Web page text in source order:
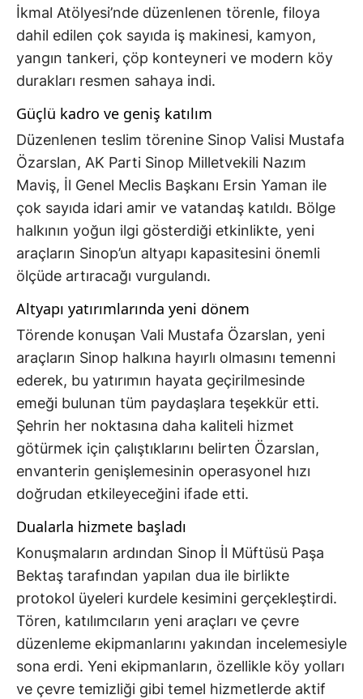
İkmal Atölyesi’nde düzenlenen törenle, filoya
dahil edilen çok sayıda iş makinesi, kamyon,
yangın tankeri, çöp konteyneri ve modern köy
durakları resmen sahaya indi.
Güçlü kadro ve geniş katılım
Düzenlenen teslim törenine Sinop Valisi Mustafa
Özarslan, AK Parti Sinop Milletvekili Nazım
Maviş, İl Genel Meclis Başkanı Ersin Yaman ile
çok sayıda idari amir ve vatandaş katıldı. Bölge
halkının yoğun ilgi gösterdiği etkinlikte, yeni
araçların Sinop’un altyapı kapasitesini önemli
ölçüde artıracağı vurgulandı.
Altyapı yatırımlarında yeni dönem
Törende konuşan Vali Mustafa Özarslan, yeni
araçların Sinop halkına hayırlı olmasını temenni
ederek, bu yatırımın hayata geçirilmesinde
emeği bulunan tüm paydaşlara teşekkür etti.
Şehrin her noktasına daha kaliteli hizmet
götürmek için çalıştıklarını belirten Özarslan,
envanterin genişlemesinin operasyonel hızı
doğrudan etkileyeceğini ifade etti.
Dualarla hizmete başladı
Konuşmaların ardından Sinop İl Müftüsü Paşa
Bektaş tarafından yapılan dua ile birlikte
protokol üyeleri kurdele kesimini gerçekleştirdi.
Tören, katılımcıların yeni araçları ve çevre
düzenleme ekipmanlarını yakından incelemesiyle
sona erdi. Yeni ekipmanların, özellikle köy yolları
ve çevre temizliği gibi temel hizmetlerde aktif